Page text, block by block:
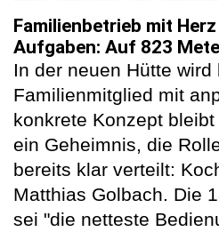
Familienbetrieb mit
Aufgaben: Auf 823
In der neuen Hütte wird
Familienmitglied mit
konkrete Konzept
ein Geheimnis, die
bereits klar verteilt:
Matthias Golbach. Die
sei "die netteste